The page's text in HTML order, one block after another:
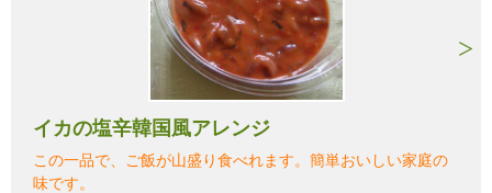
イカの塩辛韓国風アレンジ
この一品で、ご飯が山盛り食べれます。簡単おいしい家庭の
味です。